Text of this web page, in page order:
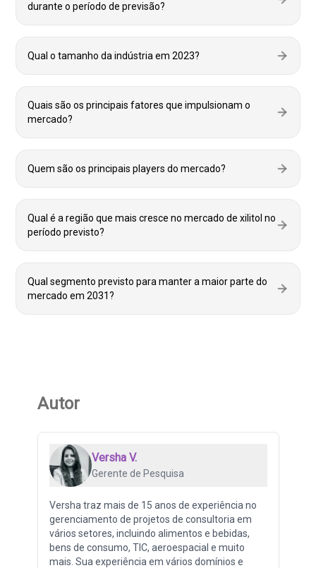
durante o período de previsão?
Qual o tamanho da indústria em 2023?
Quais são os principais fatores que impulsionam o
mercado?
Quem são os principais players do mercado?
Qual é a região que mais cresce no mercado de xilitol no
período previsto?
Qual segmento previsto para manter a maior parte do
mercado em 2031?
Autor
Versha V.
Gerente de Pesquisa
Versha traz mais de 15 anos de experiência no
gerenciamento de projetos de consultoria em
vários setores, incluindo alimentos e bebidas,
bens de consumo, TIC, aeroespacial e muito
mais. Sua experiência em vários domínios e